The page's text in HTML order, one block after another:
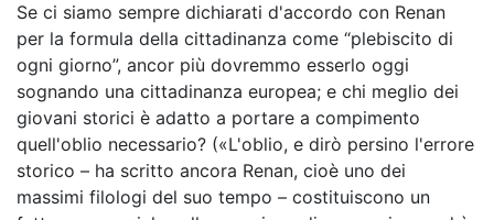
Se ci siamo sempre dichiarati d'accordo con Renan
per la formula della cittadinanza come “plebiscito di
ogni giorno”, ancor più dovremmo esserlo oggi
sognando una cittadinanza europea; e chi meglio dei
giovani storici è adatto a portare a compimento
quell'oblio necessario? («L'oblio, e dirò persino l'errore
storico – ha scritto ancora Renan, cioè uno dei
massimi filologi del suo tempo – costituiscono un